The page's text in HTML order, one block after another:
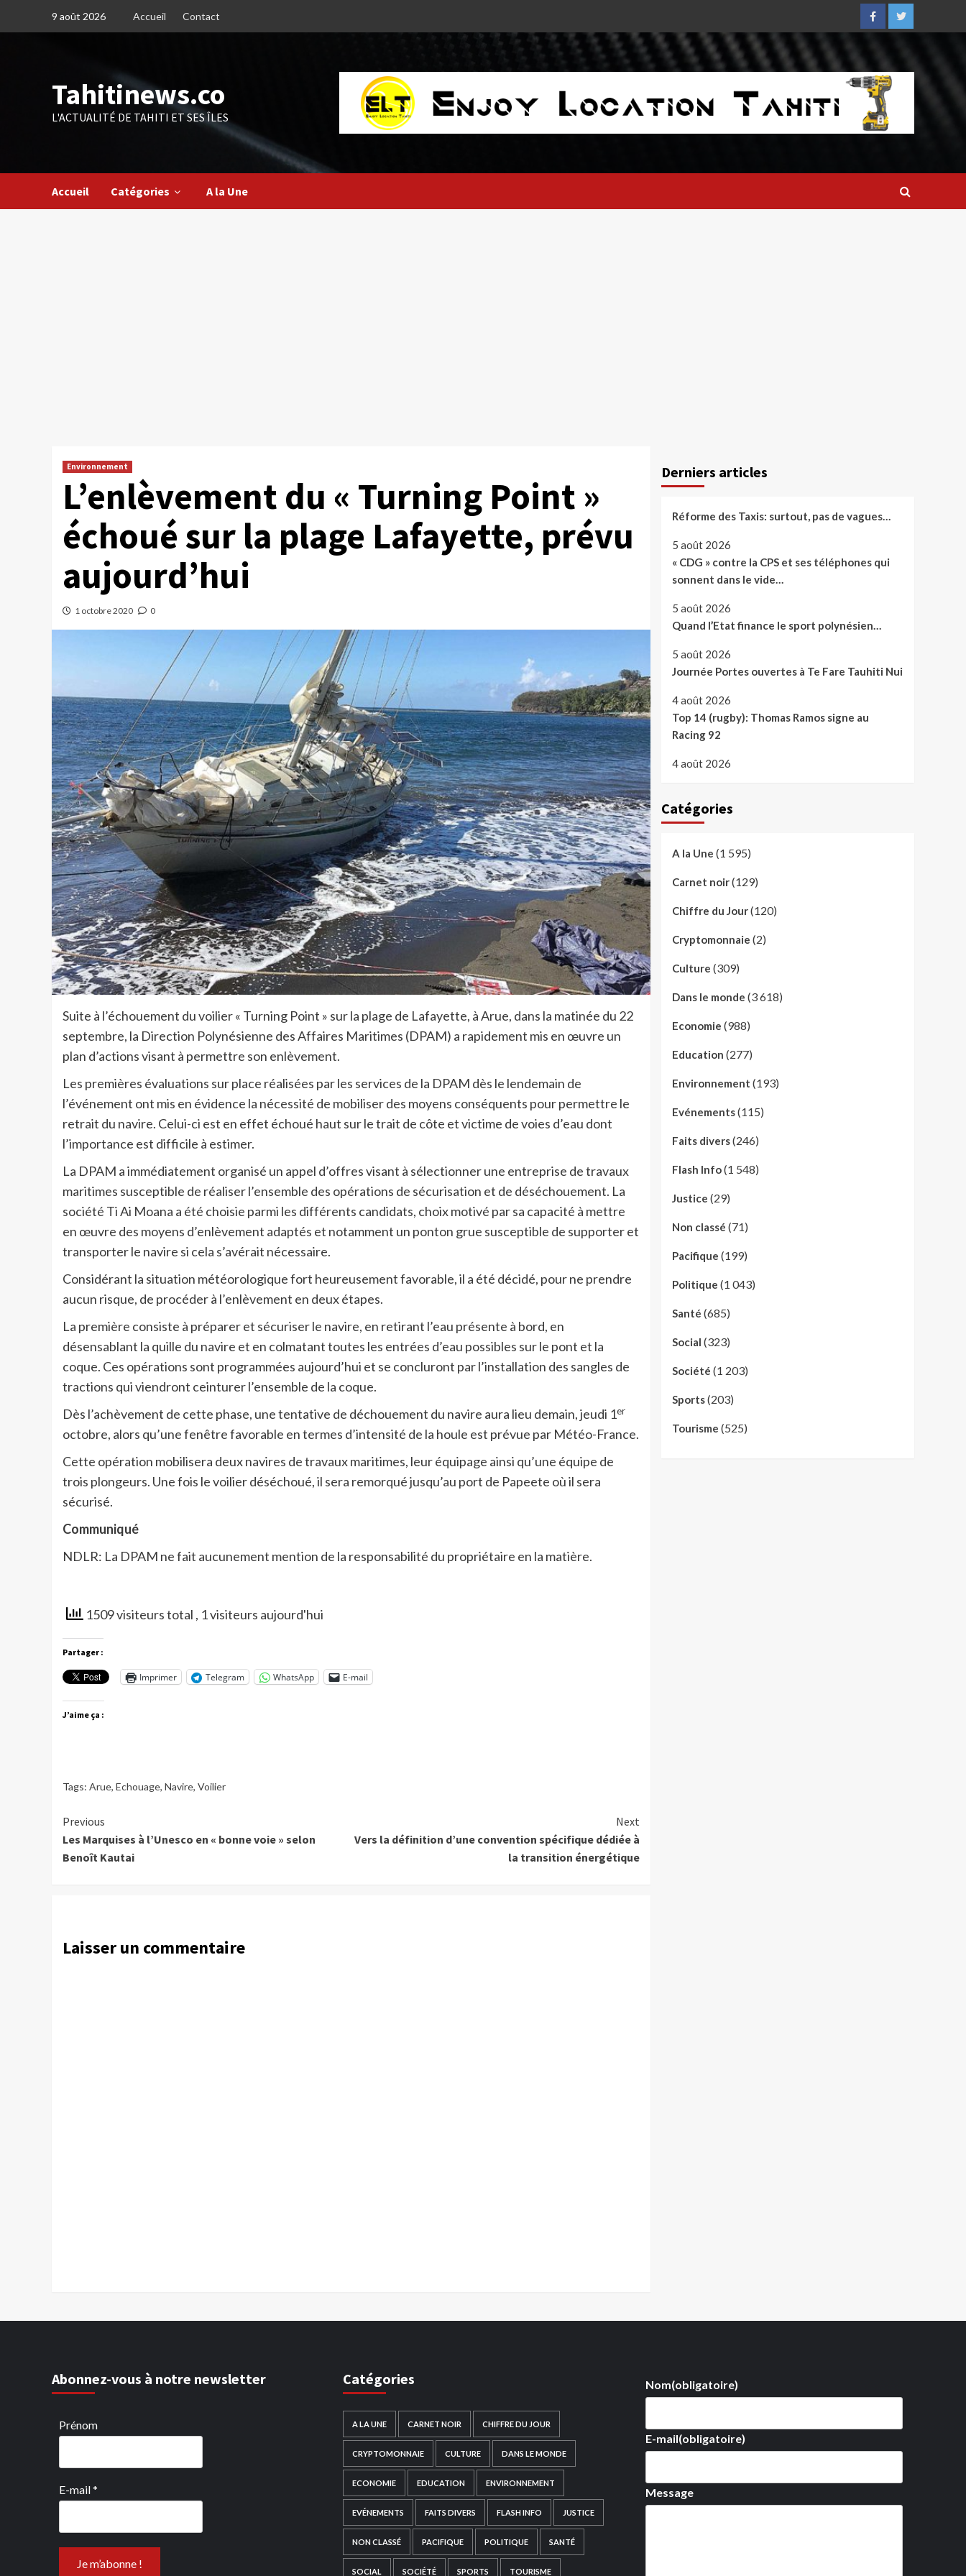
9 août 2026 Accueil Contact
FacebookTwitter
Tahitinews.co
L'ACTUALITÉ DE TAHITI ET SES ÎLES
Accueil Catégories A la Une
Environnement
L’enlèvement du « Turning Point »
échoué sur la plage Lafayette, prévu
aujourd’hui
1 octobre 2020 0
Suite à l’échouement du voilier « Turning Point » sur la plage de Lafayette, à Arue, dans la matinée du 22
septembre, la Direction Polynésienne des Affaires Maritimes (DPAM) a rapidement mis en œuvre un
plan d’actions visant à permettre son enlèvement.
Les premières évaluations sur place réalisées par les services de la DPAM dès le lendemain de
l’événement ont mis en évidence la nécessité de mobiliser des moyens conséquents pour permettre le
retrait du navire. Celui-ci est en effet échoué haut sur le trait de côte et victime de voies d’eau dont
l’importance est difficile à estimer.
La DPAM a immédiatement organisé un appel d’offres visant à sélectionner une entreprise de travaux
maritimes susceptible de réaliser l’ensemble des opérations de sécurisation et de déséchouement. La
société Ti Ai Moana a été choisie parmi les différents candidats, choix motivé par sa capacité à mettre
en œuvre des moyens d’enlèvement adaptés et notamment un ponton grue susceptible de supporter et
transporter le navire si cela s’avérait nécessaire.
Considérant la situation météorologique fort heureusement favorable, il a été décidé, pour ne prendre
aucun risque, de procéder à l’enlèvement en deux étapes.
La première consiste à préparer et sécuriser le navire, en retirant l’eau présente à bord, en
désensablant la quille du navire et en colmatant toutes les entrées d’eau possibles sur le pont et la
coque. Ces opérations sont programmées aujourd’hui et se concluront par l’installation des sangles de
tractions qui viendront ceinturer l’ensemble de la coque.
Dès l’achèvement de cette phase, une tentative de déchouement du navire aura lieu demain, jeudi 1er
octobre, alors qu’une fenêtre favorable en termes d’intensité de la houle est prévue par Météo-France.
Cette opération mobilisera deux navires de travaux maritimes, leur équipage ainsi qu’une équipe de
trois plongeurs. Une fois le voilier déséchoué, il sera remorqué jusqu’au port de Papeete où il sera
sécurisé.
Communiqué
NDLR: La DPAM ne fait aucunement mention de la responsabilité du propriétaire en la matière.
1509 visiteurs total , 1 visiteurs aujourd'hui
Partager :
Imprimer Telegram WhatsApp E-mail
J’aime ça :
Tags: Arue, Echouage, Navire, Voilier
Continue
Reading
Previous
Les Marquises à l’Unesco en « bonne voie » selon
Benoît Kautai
Next
Vers la définition d’une convention spécifique dédiée à
la transition énergétique
Laisser un commentaire
Derniers articles
Réforme des Taxis: surtout, pas de vagues…
5 août 2026
« CDG » contre la CPS et ses téléphones qui
sonnent dans le vide…
5 août 2026
Quand l’Etat finance le sport polynésien…
5 août 2026
Journée Portes ouvertes à Te Fare Tauhiti Nui
4 août 2026
Top 14 (rugby): Thomas Ramos signe au
Racing 92
4 août 2026
Catégories
A la Une (1 595)
Carnet noir(129)
Chiffre du Jour(120)
Cryptomonnaie (2)
Culture (309)
Dans le monde (3 618)
Economie (988)
Education (277)
Environnement (193)
Evénements(115)
Faits divers(246)
Flash Info(1 548)
Justice (29)
Non classé (71)
Pacifique (199)
Politique (1 043)
Santé (685)
Social (323)
Société (1 203)
Sports(203)
Tourisme (525)
Abonnez-vous à notre newsletter
Prénom
E-mail*
Catégories
A LA UNE CARNET NOIR CHIFFRE DU JOUR
CRYPTOMONNAIE CULTURE DANS LE MONDE
ECONOMIE EDUCATION ENVIRONNEMENT
EVÉNEMENTS FAITS DIVERS FLASH INFO JUSTICE
NON CLASSÉ PACIFIQUE POLITIQUE SANTÉ
SOCIAL SOCIÉTÉ SPORTS TOURISME
Nom(obligatoire)
E-mail(obligatoire)
Message